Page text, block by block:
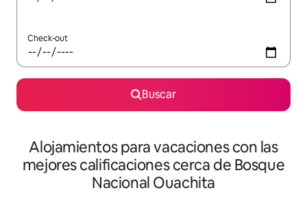
Check-out
Buscar
Alojamientos para vacaciones con las
mejores calificaciones cerca de Bosque
Nacional Ouachita